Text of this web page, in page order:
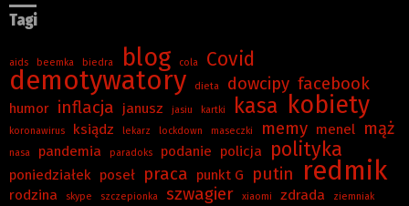
Tagi
aids beemka biedra blog cola Covid
demotywatory dieta dowcipy facebook
humor inflacja janusz jasiu kartki kasa kobiety
koronawirus ksiądz lekarz lockdown maseczki memy menel mąż
nasa pandemia paradoks podanie policja polityka
poniedziałek poseł praca punkt G putin redmik
rodzina skype szczepionka szwagier xiaomi zdrada
ziemniak